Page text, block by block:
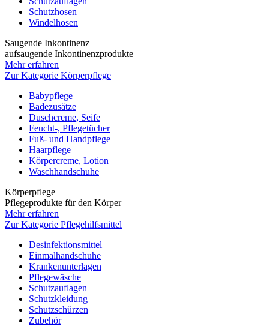
Schutzhosen
Windelhosen
Saugende Inkontinenz
aufsaugende Inkontinenzprodukte
Mehr erfahren
Zur Kategorie Körperpflege
Babypflege
Badezusätze
Duschcreme, Seife
Feucht-, Pflegetücher
Fuß- und Handpflege
Haarpflege
Körpercreme, Lotion
Waschhandschuhe
Körperpflege
Pflegeprodukte für den Körper
Mehr erfahren
Zur Kategorie Pflegehilfsmittel
Desinfektionsmittel
Einmalhandschuhe
Krankenunterlagen
Pflegewäsche
Schutzauflagen
Schutzkleidung
Schutzschürzen
Zubehör